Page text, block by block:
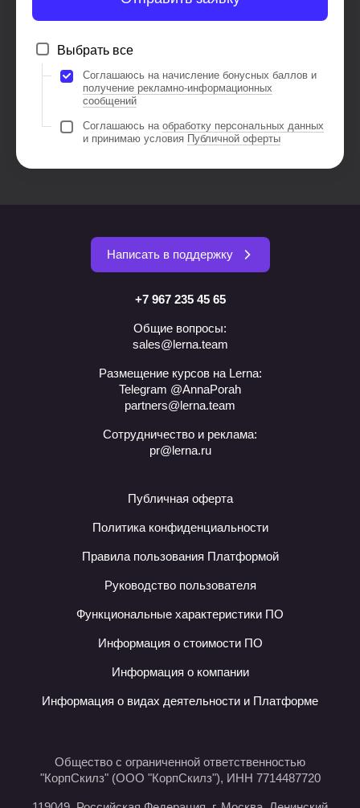
Выбрать все
Соглашаюсь на начисление бонусных баллов и
получение рекламно-информационных
сообщений
Соглашаюсь на обработку персональных данных
и принимаю условия Публичной оферты
Написать в поддержку
+7 967 235 45 65
Общие вопросы:
sales@lerna.team
Размещение курсов на Lerna:
Telegram @AnnaPorah
partners@lerna.team
Сотрудничество и реклама:
pr@lerna.ru
Публичная оферта
Политика конфиденциальности
Правила пользования Платформой
Руководство пользователя
Функциональные характеристики ПО
Информация о стоимости ПО
Информация о компании
Информация о видах деятельности и Платформе
Общество с ограниченной ответственностью
"КорпСкилз" (ООО "КорпСкилз"), ИНН 7714487720